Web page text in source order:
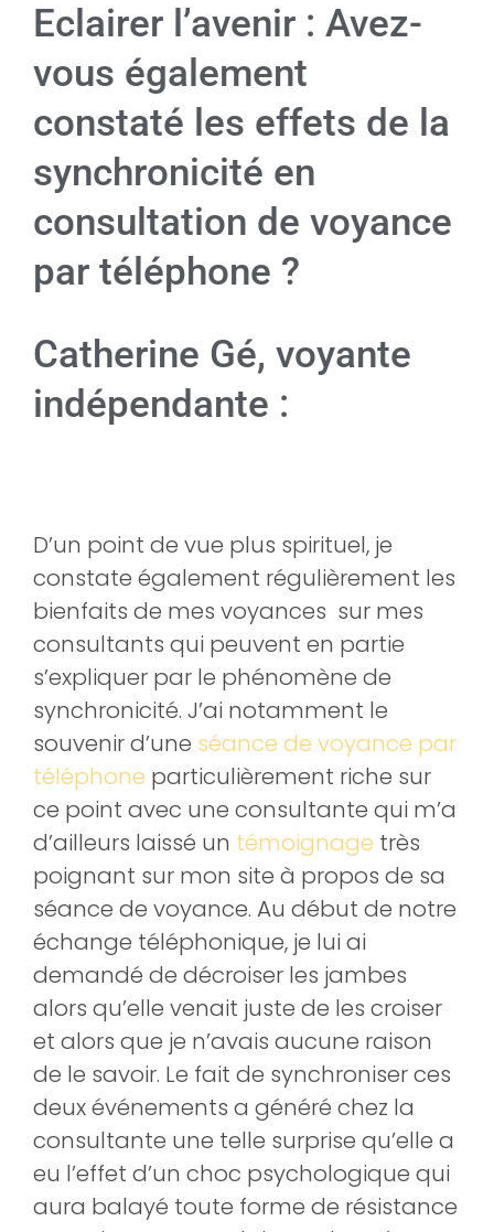
Eclairer l’avenir : Avez-
vous également
constaté les effets de la
synchronicité en
consultation de voyance
par téléphone ?
Catherine Gé, voyante
indépendante :
D’un point de vue plus spirituel, je
constate également régulièrement les
bienfaits de mes voyances sur mes
consultants qui peuvent en partie
s’expliquer par le phénomène de
synchronicité. J’ai notamment le
souvenir d’une séance de voyance par
téléphone particulièrement riche sur
ce point avec une consultante qui m’a
d’ailleurs laissé un témoignage très
poignant sur mon site à propos de sa
séance de voyance. Au début de notre
échange téléphonique, je lui ai
demandé de décroiser les jambes
alors qu’elle venait juste de les croiser
et alors que je n’avais aucune raison
de le savoir. Le fait de synchroniser ces
deux événements a généré chez la
consultante une telle surprise qu’elle a
eu l’effet d’un choc psychologique qui
aura balayé toute forme de résistance